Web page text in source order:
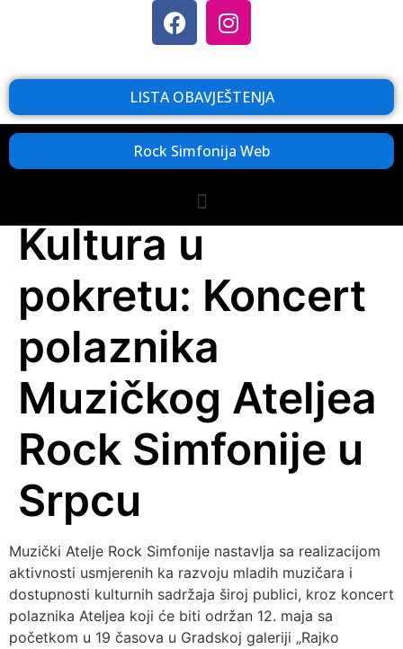
LISTA OBAVJEŠTENJA
Rock Simfonija Web
Kultura u
pokretu: Koncert
polaznika
Muzičkog Ateljea
Rock Simfonije u
Srpcu
Muzički Atelje Rock Simfonije nastavlja sa realizacijom
aktivnosti usmjerenih ka razvoju mladih muzičara i
dostupnosti kulturnih sadržaja široj publici, kroz koncert
polaznika Ateljea koji će biti održan 12. maja sa
početkom u 19 časova u Gradskoj galeriji „Rajko